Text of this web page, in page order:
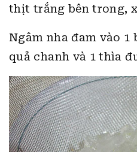
thịt trắng bên trong,
Ngâm nha đam vào
quả chanh và 1 thìa